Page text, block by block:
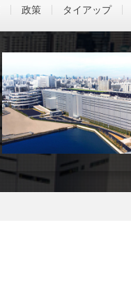
政策 タイアップ